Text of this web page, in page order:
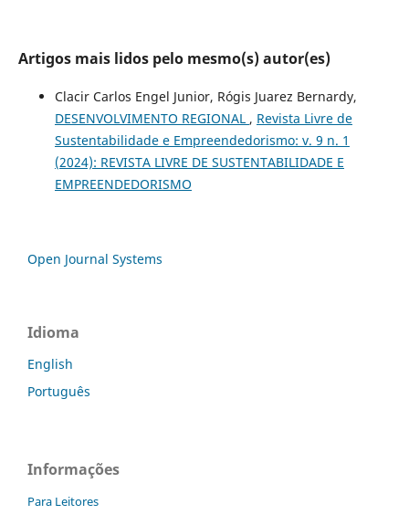
Artigos mais lidos pelo mesmo(s) autor(es)
Clacir Carlos Engel Junior, Rógis Juarez Bernardy,
DESENVOLVIMENTO REGIONAL , Revista Livre de
Sustentabilidade e Empreendedorismo: v. 9 n. 1
(2024): REVISTA LIVRE DE SUSTENTABILIDADE E
EMPREENDEDORISMO
Open Journal Systems
Idioma
English
Português
Informações
Para Leitores